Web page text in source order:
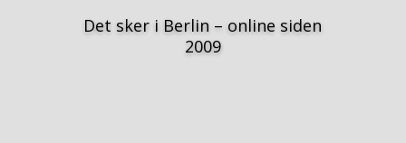
Det sker i Berlin – online siden
2009